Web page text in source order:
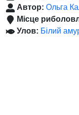
Автор: Ольга
Місце
Улов: Білий